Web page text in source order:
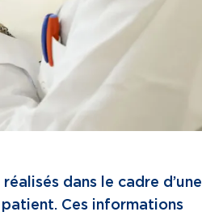
dans le cadre d’une
Ces informations